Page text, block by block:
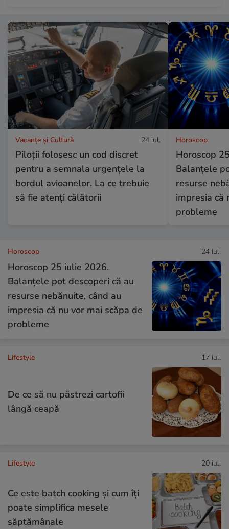
Vacanțe și Cultură 24 iul.
Piloții folosesc un cod discret
pentru a semnala urgențele la
bordul avioanelor. La ce trebuie
să fie atenți călătorii
Horoscop
Horoscop
Balanțele
resurse
impresia că
probleme
Horoscop 24 iul.
Horoscop 25 iulie 2026.
Balanțele pot descoperi că au
resurse nebănuite, când au
impresia că nu vor mai scăpa de
probleme
Lifestyle 17 iul.
De ce să nu păstrezi cartofii
lângă ceapă
Lifestyle 20 iul.
Ce este batch cooking și cum îți
poate simplifica mesele
săptămânale